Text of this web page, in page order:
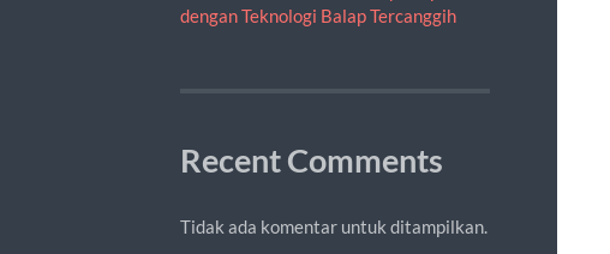
dengan Teknologi Balap Tercanggih
Recent Comments
Tidak ada komentar untuk ditampilkan.